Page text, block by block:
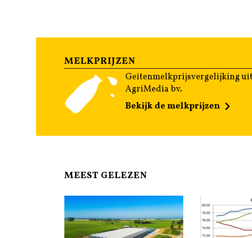
MELKPRIJZEN
Geitenmelkprijsvergelijking
AgriMedia bv.
Bekijk de melkprijzen
MEEST GELEZEN